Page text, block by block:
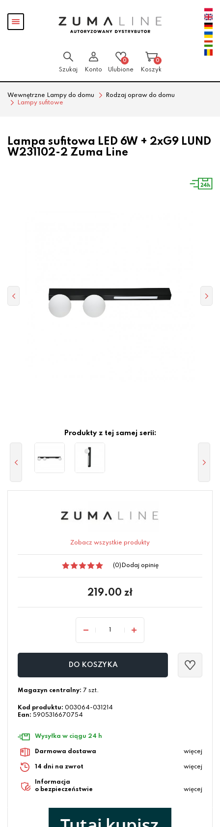
Pokaż
menu
Szukaj Konto
0
Ulubione
0
Koszyk
Wewnętrzne Lampy do domu
Rodzaj opraw do domu
Lampy sufitowe
Lampa sufitowa LED 6W + 2xG9 LUND
W231102-2 Zuma Line
Produkty z tej samej serii:
Zobacz wszystkie produkty
(0) Dodaj opinię
219.00 zł
DO KOSZYKA
Magazyn centralny: 7 szt.
Kod produktu: 003064-031214
Ean: 5905316670754
Wysyłka w ciągu 24 h
Darmowa dostawa więcej
14 dni na zwrot więcej
Informacja
o bezpieczeństwie
więcej